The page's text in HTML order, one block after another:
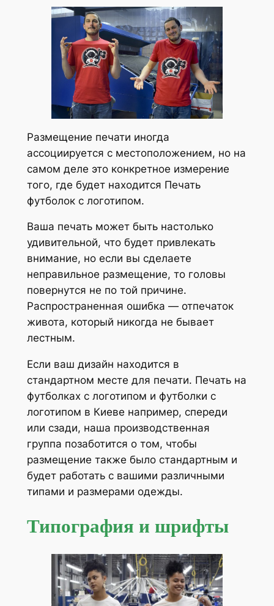
Размещение печати иногда
ассоциируется с местоположением, но на
самом деле это конкретное измерение
того, где будет находится Печать
футболок с логотипом.
Ваша печать может быть настолько
удивительной, что будет привлекать
внимание, но если вы сделаете
неправильное размещение, то головы
повернутся не по той причине.
Распространенная ошибка — отпечаток
живота, который никогда не бывает
лестным.
Если ваш дизайн находится в
стандартном месте для печати. Печать на
футболках с логотипом и футболки с
логотипом в Киеве например, спереди
или сзади, наша производственная
группа позаботится о том, чтобы
размещение также было стандартным и
будет работать с вашими различными
типами и размерами одежды.
Типография и шрифты